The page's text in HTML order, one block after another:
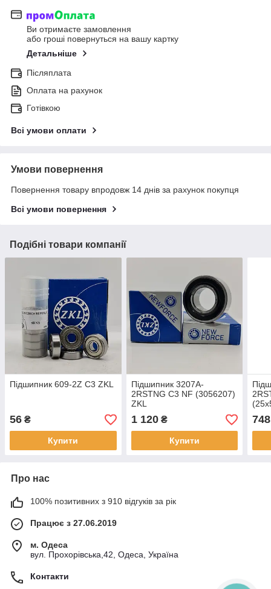
Ви отримаєте замовлення
або гроші повернуться на вашу картку
Детальніше
Післяплата
Оплата на рахунок
Готівкою
Всі умови оплати
Умови повернення
Повернення товару впродовж 14 днів за рахунок покупця
Всі умови повернення
Подібні товари компанії
Підшипник 609-2Z C3 ZKL
56 ₴
Купити
Підшипник 3207A-
2RSTNG C3 NF (3056207)
ZKL
1 120₴
Купити
748
Про нас
100% позитивних з 910 відгуків за рік
Працює з 27.06.2019
м. Одеса
вул. Прохорівська,42, Одеса, Україна
Контакти